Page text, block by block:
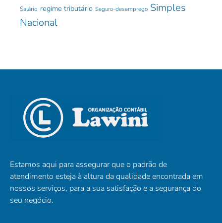
Salário regime tributário Seguro-desemprego Simples
Nacional
Estamos aqui para assegurar que o padrão de
atendimento esteja à altura da qualidade encontrada em
nossos serviços, para a sua satisfação e a segurança do
seu negócio.